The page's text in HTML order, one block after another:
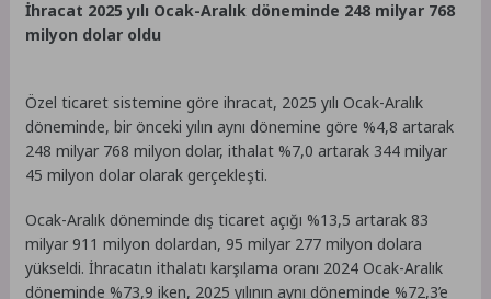
İhracat 2025 yılı Ocak-Aralık döneminde 248 milyar 768
milyon dolar oldu
Özel ticaret sistemine göre ihracat, 2025 yılı Ocak-Aralık
döneminde, bir önceki yılın aynı dönemine göre %4,8 artarak
248 milyar 768 milyon dolar, ithalat %7,0 artarak 344 milyar
45 milyon dolar olarak gerçekleşti.
Ocak-Aralık döneminde dış ticaret açığı %13,5 artarak 83
milyar 911 milyon dolardan, 95 milyar 277 milyon dolara
yükseldi. İhracatın ithalatı karşılama oranı 2024 Ocak-Aralık
döneminde %73,9 iken, 2025 yılının aynı döneminde %72,3’e